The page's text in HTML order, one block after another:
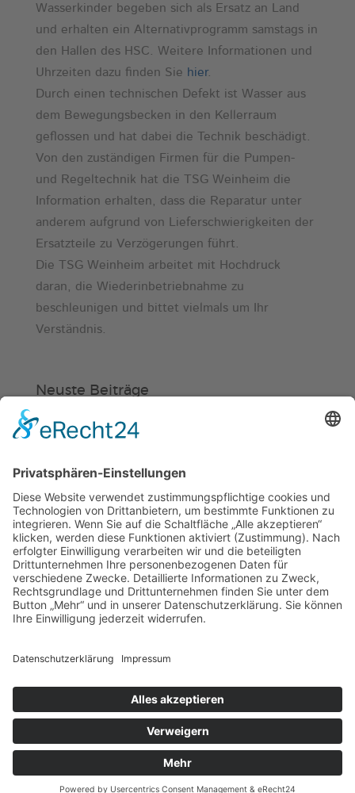
Wasserkinder begeben sich als Ersatz an Land
und erhalten ein Alternativprogramm samstags in
den Hallen des HSC. Weitere Informationen und
Uhrzeiten dazu finden Sie hier.
Durch einen technischen Defekt ist Wasser aus
dem Bewegungsbecken in den Kellerraum
geflossen und hat dabei die Technik beschädigt.
Von den zuständigen Firmen für die Pumpen-
und Regeltechnik hat die TSG Weinheim die
Information erhalten, dass die Reparatur unter
anderem aufgrund von Lieferschwierigkeiten der
Ersatzteile zu Verzögerungen führt.
Die TSG Weinheim arbeitet mit Hochdruck
daran, die Wiederinbetriebnahme zu
beschleunigen und bittet vielmals um Ihr
Verständnis.
Neuste Beiträge
Verein
Schwimmabzeichen“
Sommercamps: Fußball, Tanz oder
Hockey
FSJ’ler (m/w/d) für die Sport-KiTa
Purzel gesucht!
© 2019 | TSG WEINHEIM
VERTRAG WIDERRUFEN KONTAKT
COOKIE-RICHTLINIE